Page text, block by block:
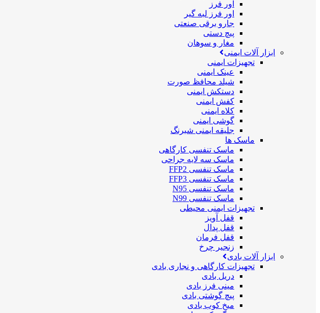
اور فرز
اور فرز لبه گیر
جارو برقی صنعتی
پیچ دستی
مغار و سوهان
ابزار آلات ایمنی
تجهیزات ایمنی
عینک ایمنی
شیلد محافظ صورت
دستکش ایمنی
کفش ایمنی
کلاه ایمنی
گوشی ایمنی
جلیقه ایمنی شبرنگ
ماسک ها
ماسک تنفسی کارگاهی
ماسک سه لایه جراحی
ماسک تنفسی FFP2
ماسک تنفسی FFP3
ماسک تنفسی N95
ماسک تنفسی N99
تجهیزات ایمنی محیطی
قفل آویز
قفل پدال
قفل فرمان
زنجیر چرخ
ابزار آلات بادی
تجهیزات کارگاهی و نجاری بادی
دریل بادی
مینی فرز بادی
پیچ گوشتی بادی
میخ کوب بادی